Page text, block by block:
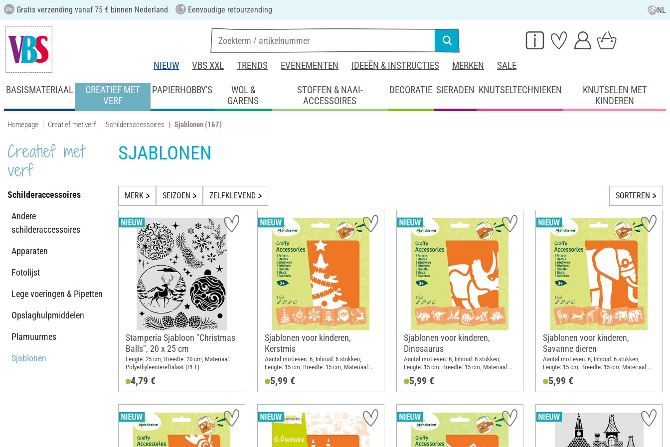
Gratis verzending vanaf 75 € binnen Nederland Eenvoudige retourzending NL
NIEUW VBS XXL TRENDS EVENEMENTEN IDEEËN & INSTRUCTIES MERKEN SALE
BASISMATERIAAL
CREATIEF MET
VERF
PAPIERHOBBY'S
WOL &
GARENS
STOFFEN & NAAI-
ACCESSOIRES
DECORATIE SIERADEN KNUTSELTECHNIEKEN
KNUTSELEN MET
KINDEREN
Homepage Creatief met verf Schilderaccessoires Sjablonen (167)
Creatief met
verf
Schilderaccessoires
Andere
schilderaccessoires
Apparaten
Fotolijst
Lege voeringen & Pipetten
Opslaghulpmiddelen
Plamuurmes
Sjablonen
SJABLONEN
MERK SEIZOEN ZELFKLEVEND SORTEREN
Stamperia Sjabloon "Christmas
Balls", 20 x 25 cm
Lengte: 25 cm; Breedte: 20 cm; Materiaal:
Polyethyleentereftalaat (PET)
4,79 €
Sjablonen voor kinderen,
Kerstmis
Aantal motieven: 6; Inhoud: 6 stukken;
Lengte: 15 cm; Breedte: 15 cm; Materiaal:
5,99 €
Sjablonen voor kinderen,
Dinosaurus
Aantal motieven: 6; Inhoud: 6 stukken;
Lengte: 15 cm; Breedte: 15 cm; Materiaal:
5,99 €
Sjablonen voor kinderen,
Savanne dieren
Aantal motieven: 6; Inhoud: 6 stukken;
Lengte: 15 cm; Breedte: 15 cm; Materiaal:
5,99 €